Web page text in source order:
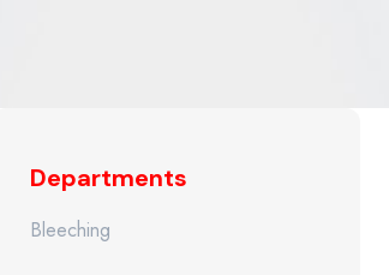
Departments
Bleeching